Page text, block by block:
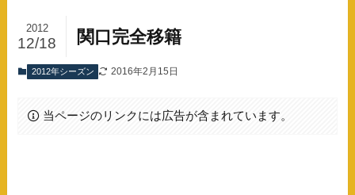
関口完全移籍
2012
12/18
2012年シーズン 2016年2月15日
当ページのリンクには広告が含まれています。